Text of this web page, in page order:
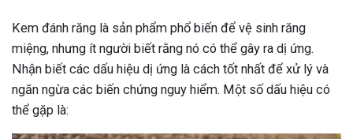
Kem đánh răng là sản phẩm phổ biến để vệ sinh răng
miệng, nhưng ít người biết rằng nó có thể gây ra dị ứng.
Nhận biết các dấu hiệu dị ứng là cách tốt nhất để xử lý và
ngăn ngừa các biến chứng nguy hiểm. Một số dấu hiệu có
thể gặp là: